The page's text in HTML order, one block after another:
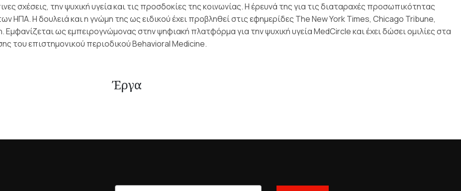
σχέσεις, την ψυχική υγεία και τις προσδοκίες της κοινωνίας. Η έρευνά της για τις διαταραχές προσωπικότητας
ΗΠΑ. Η δουλειά και η γνώμη της ως ειδικού έχει προβληθεί στις εφημερίδες The New York Times, Chicago Tribune,
ως εμπειρογνώμονας στην ψηφιακή πλατφόρμα για την ψυχική υγεία MedCircle και έχει δώσει ομιλίες στα
του επιστημονικού περιοδικού Behavioral Medicine.
Έργα